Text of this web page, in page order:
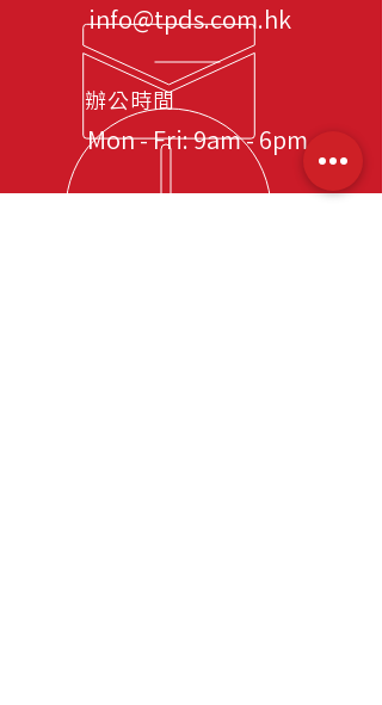
info@tpds.com.hk
辦公時間
Mon - Fri: 9am - 6pm